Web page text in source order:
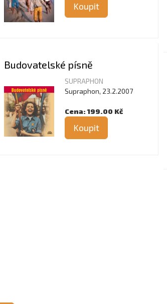
Koupit
Budovatelské písně
SUPRAPHON
Supraphon, 23.2.2007
Cena: 199.00 Kč
Koupit